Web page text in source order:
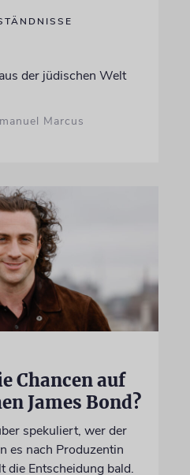
der jüdischen Welt
Marcus
Chancen auf
James Bond?
spekuliert, wer der
es nach Produzentin
die Entscheidung bald.